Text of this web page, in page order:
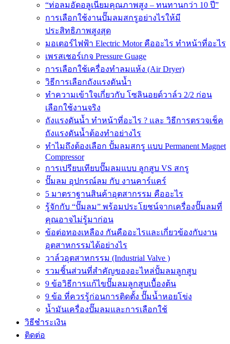
“ท่อลมอัดอลูเนียมคุณภาพสูง – ทนทานกว่า 10 ปี”
การเลือกใช้งานปั๊มลมสกรูอย่างไรให้มี
ประสิทธิภาพสูงสุด
มอเตอร์ไฟฟ้า Electric Motor คืออะไร ทำหน้าที่อะไร
เพรสเชอร์เกจ Pressure Guage
การเลือกใช้เครื่องทำลมแห้ง (Air Dryer)
วิธีการเลือกถังแรงดันน้ำ
ทำความเข้าใจเกี่ยวกับ โซลินอยด์วาล์ว 2/2 ก่อน
เลือกใช้งานจริง
ถังแรงดันน้ำ ทำหน้าที่อะไร ? และ วิธีการตรวจเช็ค
ถังแรงดันน้ำต้องทำอย่างไร
ทำไมถึงต้องเลือก ปั้มลมสกรู แบบ Permanent Magnet
Compressor
การเปรียบเทียบปั๊มลมแบบ ลูกสูบ VS สกรู
ปั๊มลม อุปกรณ์ลม กับ งานคาร์แคร์
5 มาตราฐานสินค้าอุตสากรรม คืออะไร
รู้จักกับ “ปั๊มลม” พร้อมประโยชน์จากเครื่องปั๊มลมที่
คุณอาจไม่รู้มาก่อน
ข้อต่อทองเหลือง กันคืออะไรและเกี่ยวข้องกับงาน
อุตสาหกรรมได้อย่างไร
วาล์วอุตสาหกรรม (Industrial Valve )
รวมชิ้นส่วนที่สำคัญของอะไหล่ปั้มลมลูกสูบ
9 ข้อวิธีการแก้ไขปั๊มลมลูกสูบเบื้องต้น
9 ข้อ ที่ควรรู้ก่อนการติดตั้ง ปั๊มน้ำหอยโข่ง
น้ำมันเครื่องปั๊มลมและการเลือกใช้
วิธีชำระเงิน
ติดต่อ